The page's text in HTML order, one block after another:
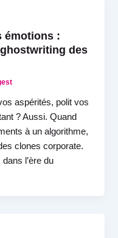
émotions :
des
aspérités, polit vos
? Aussi. Quand
à un algorithme,
clones corporate.
l’ère du